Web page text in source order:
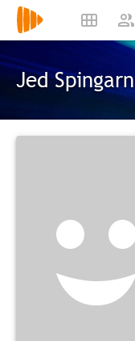
Jed Spingarn